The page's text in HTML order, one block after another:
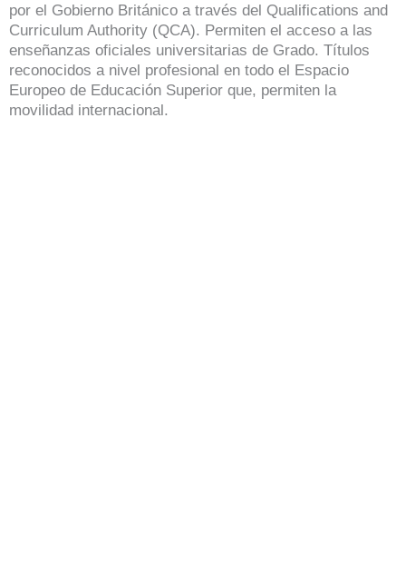
por el Gobierno Británico a través del Qualifications and
Curriculum Authority (QCA). Permiten el acceso a las
enseñanzas oficiales universitarias de Grado. Títulos
reconocidos a nivel profesional en todo el Espacio
Europeo de Educación Superior que, permiten la
movilidad internacional.